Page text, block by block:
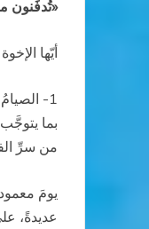
«تُدفَنون
أيّها
1-
بما
من سرِّ
يومَ
عديدةً،